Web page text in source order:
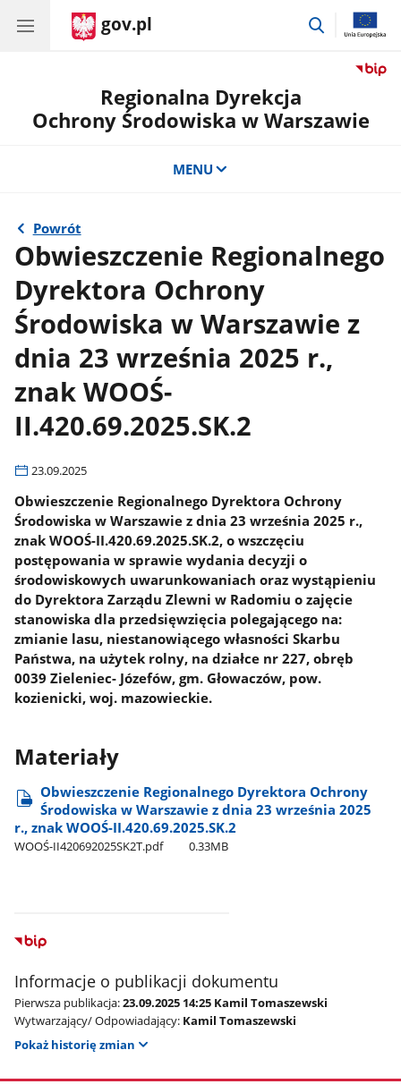
gov.pl
przejdź
Regionalna Dyrekcja
Ochrony Środowiska w Warszawie
MENU
Powrót
Obwieszczenie Regionalnego
Dyrektora Ochrony
Środowiska w Warszawie z
dnia 23 września 2025 r.,
znak WOOŚ-
II.420.69.2025.SK.2
23.09.2025
Obwieszczenie Regionalnego Dyrektora Ochrony
Środowiska w Warszawie z dnia 23 września 2025 r.,
znak WOOŚ-II.420.69.2025.SK.2, o wszczęciu
postępowania w sprawie wydania decyzji o
środowiskowych uwarunkowaniach oraz wystąpieniu
do Dyrektora Zarządu Zlewni w Radomiu o zajęcie
stanowiska dla przedsięwzięcia polegającego na:
zmianie lasu, niestanowiącego własności Skarbu
Państwa, na użytek rolny, na działce nr 227, obręb
0039 Zieleniec- Józefów, gm. Głowaczów, pow.
kozienicki, woj. mazowieckie.
Materiały
Obwieszczenie Regionalnego Dyrektora Ochrony
Środowiska w Warszawie z dnia 23 września 2025
r., znak WOOŚ-II.420.69.2025.SK.2
WOOŚ-II420692025SK2T.pdf 0.33MB
Informacje o publikacji dokumentu
Pierwsza publikacja:23.09.2025 14:25 Kamil Tomaszewski
Wytwarzający/ Odpowiadający: Kamil Tomaszewski
Pokaż historię zmian